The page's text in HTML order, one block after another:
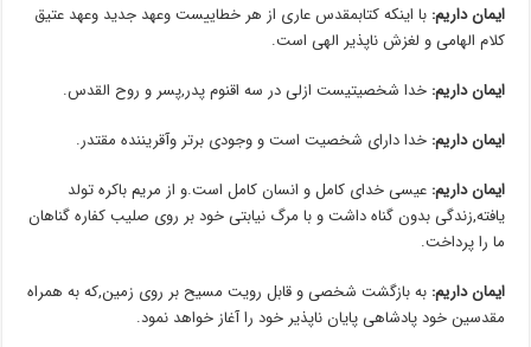
ایمان داریم: با اینکه کتابمقدس عاری از هر خطاییست وعهد جدید وعهد عتیق
کلام الهامی و لغزش ناپذیر الهی است.
ایمان داریم: خدا شخصیتیست ازلی در سه اقنوم پدر,پسر و روح القدس.
ایمان داریم: خدا دارای شخصیت است و وجودی برتر وآقریننده مقتدر.
ایمان داریم: عیسی خدای کامل و انسان کامل است.و از مریم باکره تولد
یافته,زندگی بدون گناه داشت و با مرگ نیابتی خود بر روی صلیب کفاره گناهان
ما را پرداخت.
ایمان داریم: به بازگشت شخصی و قابل رویت مسیح بر روی زمین,که به همراه
مقدسین خود پادشاهی پایان ناپذیر خود را آغاز خواهد نمود.